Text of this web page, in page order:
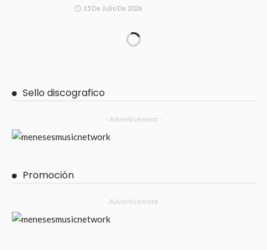
15 De Julio De 2026
Sello discografico
- Advertisement -
Promoción
Advertisement